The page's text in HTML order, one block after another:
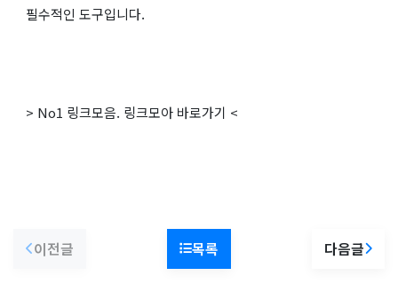
필수적인 도구입니다.
> No1 링크모음. 링크모아 바로가기 <
이전글 목록 다음글